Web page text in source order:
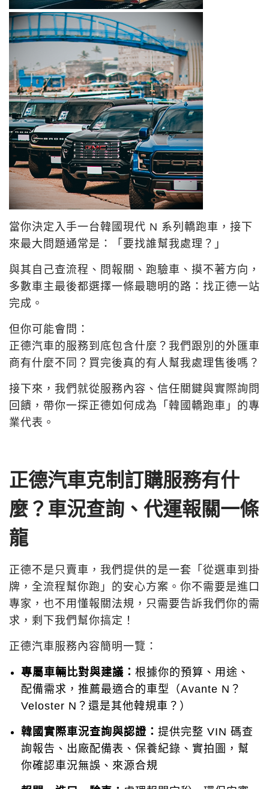
當你決定入手一台韓國現代 N 系列轎跑車，接下
來最大問題通常是：「要找誰幫我處理？」
與其自己查流程、問報關、跑驗車、摸不著方向，
多數車主最後都選擇一條最聰明的路：找正德一站
完成。
但你可能會問：
正德汽車的服務到底包含什麼？我們跟別的外匯車
商有什麼不同？買完後真的有人幫我處理售後嗎？
接下來，我們就從服務內容、信任關鍵與實際詢問
回饋，帶你一探正德如何成為「韓國轎跑車」的專
業代表。
正德汽車克制訂購服務有什
麼？車況查詢、代運報關一條
龍
正德不是只賣車，我們提供的是一套「從選車到掛
牌，全流程幫你跑」的安心方案。你不需要是進口
專家，也不用懂報關法規，只需要告訴我們你的需
求，剩下我們幫你搞定！
正德汽車服務內容簡明一覽：
專屬車輛比對與建議： 根據你的預算、用途、
配備需求，推薦最適合的車型（Avante N？
Veloster N？還是其他韓規車？）
韓國實際車況查詢與認證： 提供完整 VIN 碼查
詢報告、出廠配備表、保養紀錄、實拍圖，幫
你確認車況無誤、來源合規